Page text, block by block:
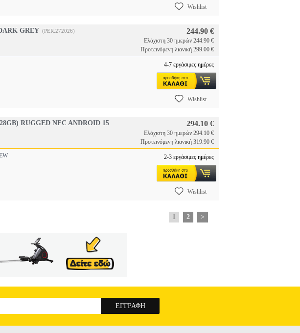
Wishlist
GREY (PER.272026) 244.90 €
Ελάχιστη 30 ημερών 244.90 €
Προτεινόμενη λιανική 299.00 €
4-7 εργάσιμες ημέρες
Wishlist
RUGGED NFC ANDROID 15
294.10 €
Ελάχιστη 30 ημερών 294.10 €
Προτεινόμενη λιανική 319.90 €
2-3 εργάσιμες ημέρες
Wishlist
1 2 >